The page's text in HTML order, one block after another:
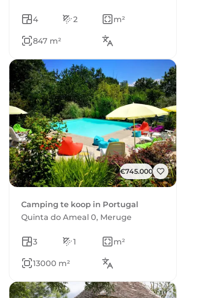
4 2 m²
847 m²
€745.000
Camping te koop in Portugal
Quinta do Ameal 0, Meruge
3 1 m²
13000 m²